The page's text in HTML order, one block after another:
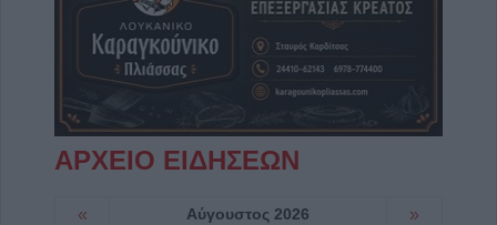
ΑΡΧΕΙΟ ΕΙΔΗΣΕΩΝ
« Αύγουστος 2026 »